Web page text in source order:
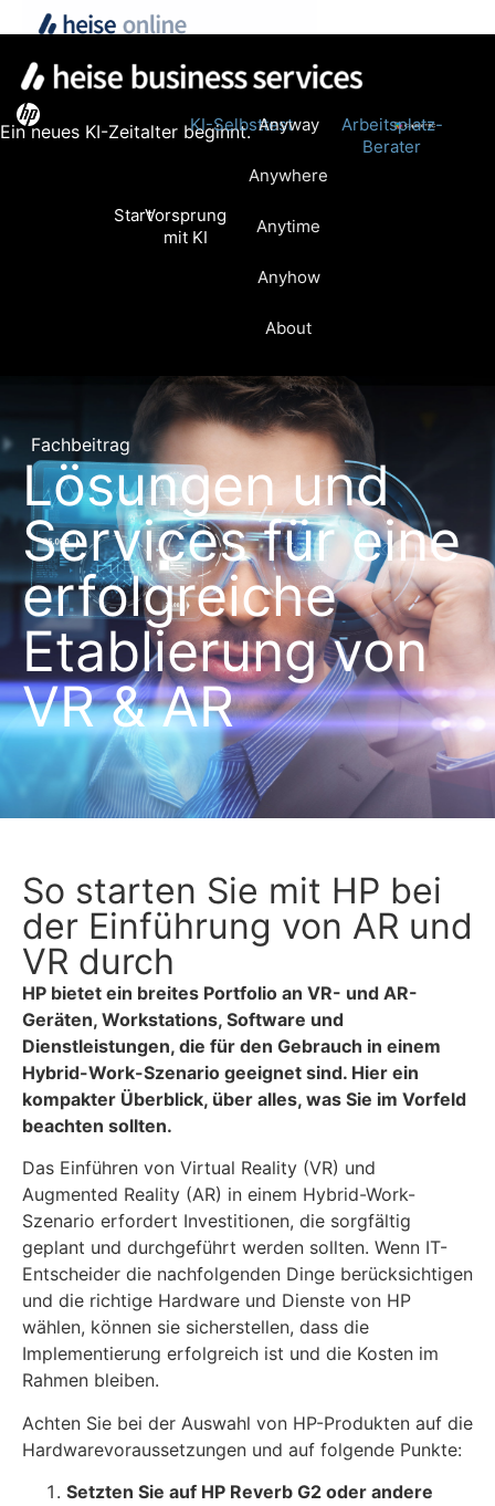
Ein neues KI-Zeitalter beginnt.
StartVorsprung
mit KI
KI-Selbsttest
Anyway
Anywhere
Anytime
Anyhow
About
Arbeitsplatz-
Berater
Fachbeitrag
Lösungen und
Services für eine
erfolgreiche
Etablierung von
VR & AR
So starten Sie mit HP bei
der Einführung von AR und
VR durch
HP bietet ein breites Portfolio an VR- und AR-
Geräten, Workstations, Software und
Dienstleistungen, die für den Gebrauch in einem
Hybrid-Work-Szenario geeignet sind. Hier ein
kompakter Überblick, über alles, was Sie im Vorfeld
beachten sollten.
Das Einführen von Virtual Reality (VR) und
Augmented Reality (AR) in einem Hybrid-Work-
Szenario erfordert Investitionen, die sorgfältig
geplant und durchgeführt werden sollten. Wenn IT-
Entscheider die nachfolgenden Dinge berücksichtigen
und die richtige Hardware und Dienste von HP
wählen, können sie sicherstellen, dass die
Implementierung erfolgreich ist und die Kosten im
Rahmen bleiben.
Achten Sie bei der Auswahl von HP-Produkten auf die
Hardwarevoraussetzungen und auf folgende Punkte:
Setzten Sie auf HP Reverb G2 oder andere